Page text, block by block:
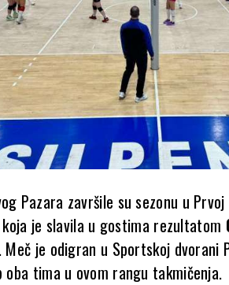
Pazara završile su sezonu u
koja je slavila u gostima rezultatom
. Meč je odigran u Sportskoj dvorani
oba tima u ovom rangu takmičenja.